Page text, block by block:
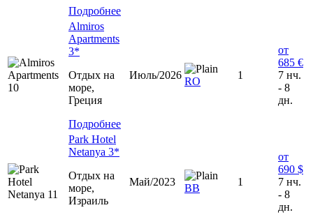
Подробнее
Almiros
Apartments
3*
Отдых на
море,
Греция
Подробнее
Июль/2026
RO
1
от
685 €
7 нч.
- 8
дн.
Park Hotel
Netanya 3*
Отдых на
море,
Израиль
Май/2023
ВВ
1
от
690 $
7 нч.
- 8
дн.